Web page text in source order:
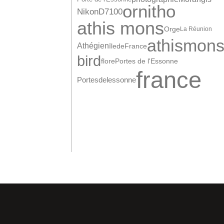
NikonD7100ornitho
athis monsOrgeLa Réunion
AthégienîledeFranceathismons
birdflorePortes de l'Essonne
Portesdelessonnefrance